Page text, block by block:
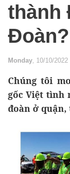
thành
Đoàn?
Monday, 10/10/2022
Chúng tôi
gốc Việt tình
đoàn ở quận,